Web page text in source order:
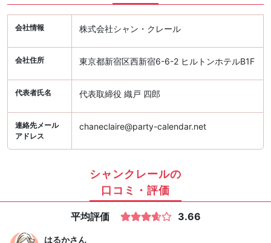
会社情報 株式会社シャン・クレール
会社住所 東京都新宿区西新宿6-6-2 ヒルトンホテルB1F
代表者氏名 代表取締役 織戸 四郎
連絡先メール
アドレス
chaneclaire@party-calendar.net
シャンクレールの
口コミ・評価
平均評価 3.66
はるかさん